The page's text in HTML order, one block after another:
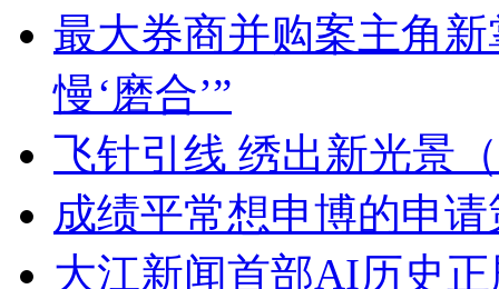
最大券商并购案主角
慢‘磨合’”
飞针引线 绣出新光景
成绩平常想申博的申
大江新闻首部AI历史